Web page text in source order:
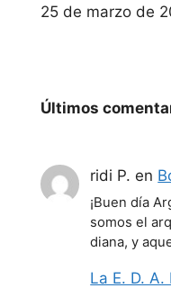
Fecha
25 de marzo de
Últimos
ridi P. en
¡Buen día
somos el
diana, y
La E. D. A.